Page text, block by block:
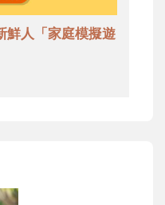
鮮人「家庭模擬遊